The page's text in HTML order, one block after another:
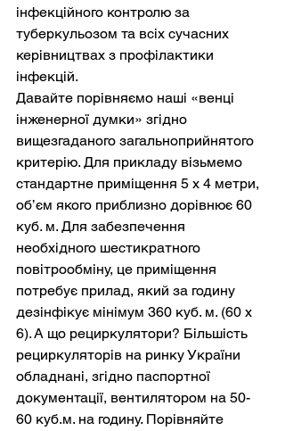
інфекційного контролю за
туберкульозом та всіх сучасних
керівництвах з профілактики
інфекцій.
Давайте порівняємо наші «венці
інженерної думки» згідно
вищезгаданого загальноприйнятого
критерію. Для прикладу візьмемо
стандартне приміщення 5 х 4 метри,
об’єм якого приблизно дорівнює 60
куб. м. Для забезпечення
необхідного шестикратного
повітрообміну, це приміщення
потребує прилад, який за годину
дезінфікує мінімум 360 куб. м. (60 х
6). А що рециркулятори? Більшість
рециркуляторів на ринку України
обладнані, згідно паспортної
документації, вентилятором на 50-
60 куб.м. на годину. Порівняйте